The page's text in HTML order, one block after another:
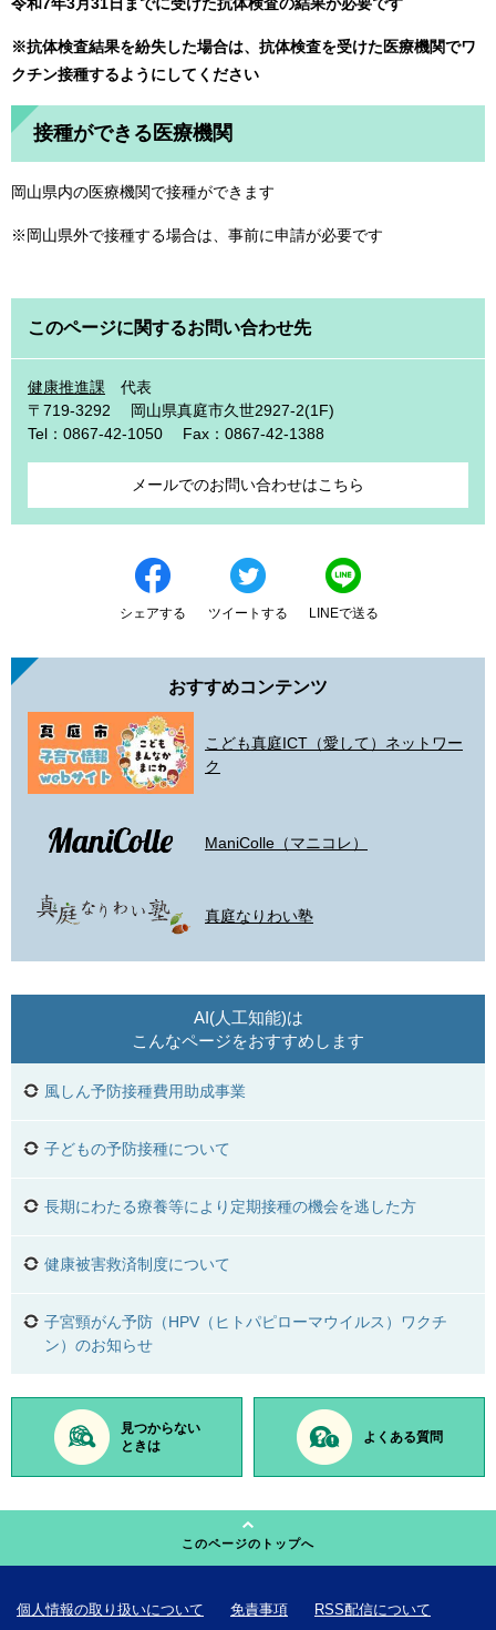
※抗体検査結果を紛失した場合は、抗体検査を受けた医療機関でワ
クチン接種するようにしてください
接種ができる医療機関
岡山県内の医療機関で接種ができます
※岡山県外で接種する場合は、事前に申請が必要です
このページに関するお問い合わせ先
健康推進課
代表
〒719-3292
岡山県真庭市久世2927-2(1F)
Tel：0867-42-1050
Fax：0867-42-1388
メールでのお問い合わせはこちら
シェアする ツイートする LINEで送る
おすすめコンテンツ
こども真庭ICT（愛して）ネットワー
ク
ManiColle（マニコレ）
真庭なりわい塾
AI(人工知能)は
こんなページをおすすめします
風しん予防接種費用助成事業
子どもの予防接種について
長期にわたる療養等により定期接種の機会を逃した方
健康被害救済制度について
子宮頸がん予防（HPV（ヒトパピローマウイルス）ワクチ
ン）のお知らせ
見つからない
ときは
よくある質問
このページのトップへ
個人情報の取り扱いについて 免責事項 RSS配信について